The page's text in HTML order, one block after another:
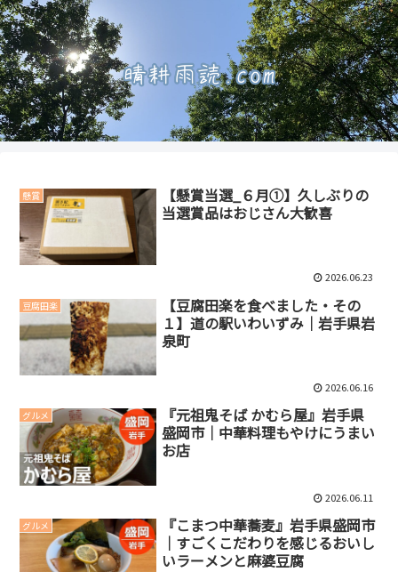
懸賞
【懸賞当選_６月①】久しぶりの
当選賞品はおじさん大歓喜
2026.06.23
豆腐田楽
【豆腐田楽を食べました・その
１】道の駅いわいずみ｜岩手県岩
泉町
2026.06.16
グルメ
『元祖鬼そば かむら屋』岩手県
盛岡市｜中華料理もやけにうまい
お店
2026.06.11
グルメ
『こまつ中華蕎麦』岩手県盛岡市
｜すごくこだわりを感じるおいし
いラーメンと麻婆豆腐